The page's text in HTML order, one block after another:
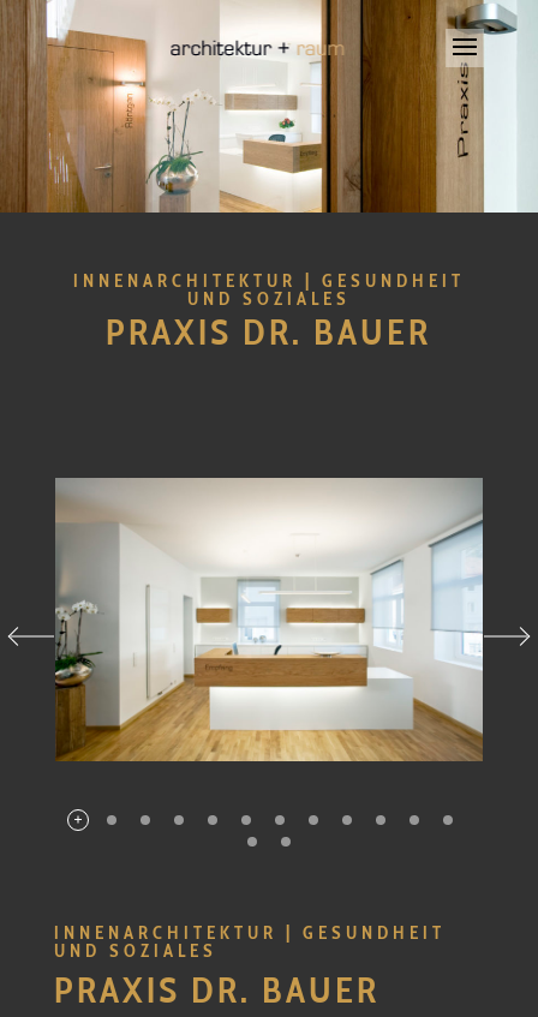
INNENARCHITEKTUR | GESUNDHEIT
UND SOZIALES
PRAXIS DR. BAUER
INNENARCHITEKTUR | GESUNDHEIT
UND SOZIALES
PRAXIS DR. BAUER